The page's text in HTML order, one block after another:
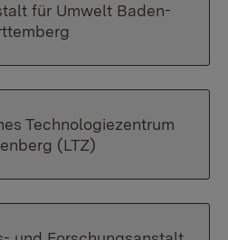
für Umwelt Baden-
Technologiezentrum
(LTZ)